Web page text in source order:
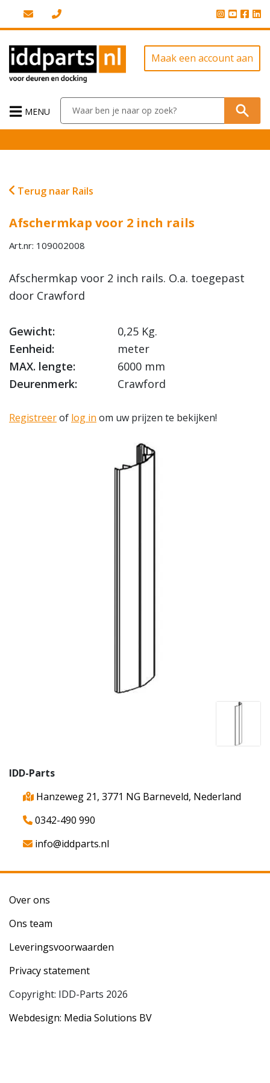
Maak een account aan
MENU
Terug naar Rails
Afschermkap voor 2 inch rails
Art.nr: 109002008
Afschermkap voor 2 inch rails. O.a. toegepast
door Crawford
Gewicht:
0,25 Kg.
Eenheid:
meter
MAX. lengte:
6000 mm
Deurenmerk:
Crawford
Registreerof log in om uw prijzen te bekijken!
IDD-Parts
Hanzeweg 21, 3771 NG Barneveld, Nederland
0342-490 990
info@iddparts.nl
Over ons
Ons team
Leveringsvoorwaarden
Privacy statement
Copyright: IDD-Parts 2026
Webdesign: Media Solutions BV